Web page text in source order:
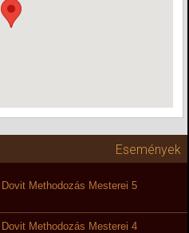
Események
Dovit Methodozás Mesterei 5
Dovit Methodozás Mesterei 4